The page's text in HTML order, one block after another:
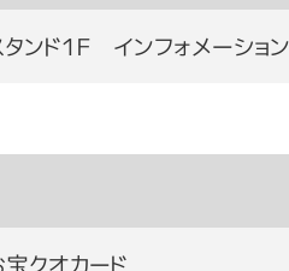
ンド１Ｆ インフォメーション
クオカード